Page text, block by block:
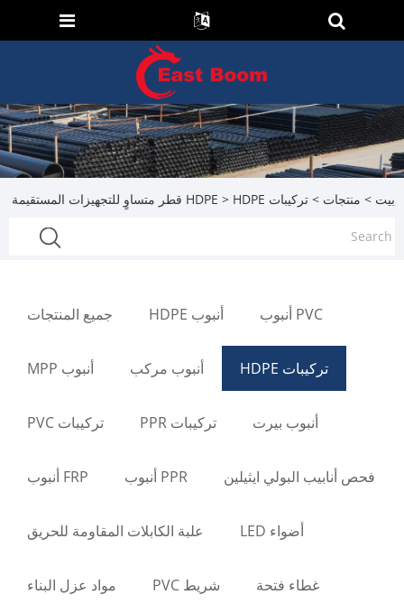
بيت > منتجات > تركيبات HDPE > HDPE قطر متساوٍ للتجهيزات المستقيمة
جميع المنتجات أنبوب HDPE PVC أنبوب
أنبوب MPP أنبوب مركب تركيبات HDPE
تركيبات PVC تركيبات PPR أنبوب بيرت
FRP أنبوب PPR أنبوب فحص أنابيب البولي ايثيلين
علبة الكابلات المقاومة للحريق أضواء LED
مواد عزل البناء شريط PVC غطاء فتحة